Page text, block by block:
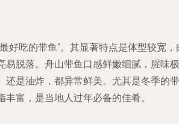
好吃的带鱼”。其显著特点是体型较宽，
易脱落。舟山带鱼口感鲜嫩细腻，腥味极
还是油炸，都异常鲜美。尤其是冬季的带
富，是当地人过年必备的佳肴。